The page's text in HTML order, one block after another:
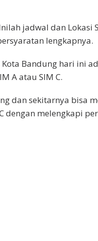
jadwal dan Lokasi
lengkapnya.
Bandung hari ini
A atau SIM C.
dan sekitarnya bisa
dengan melengkapi